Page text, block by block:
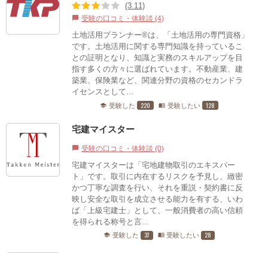
(3.11)
chat_bubble 受験の口コミ・体験談 (4)
土地活用プランナー®は、「土地活用の専門資格」
です。土地活用に関する専門知識を持っているこ
との証明となり、知識と実務のスキルアップを目
指す多くの方々に選ばれています。不動産業、建
築業、保険業など、関連分野の資格のセカンドラ
イセンスとして...
school 受験した 220 menu_book 受験したい 128
宅建マイスター
chat_bubble 受験の口コミ・体験談 (0)
宅建マイスターは「宅地建物取引のエキスパー
ト」です。取引に内在するリスクを予見し、緻密
かつ丁寧な調査を行い、それを重説・契約書に反
映し安全な取引を成立させる能力を有する、いわ
ば「上級宅建士」として、一般消費者の高い信頼
を得られる称号と言...
school 受験した 37 menu_book 受験したい 28